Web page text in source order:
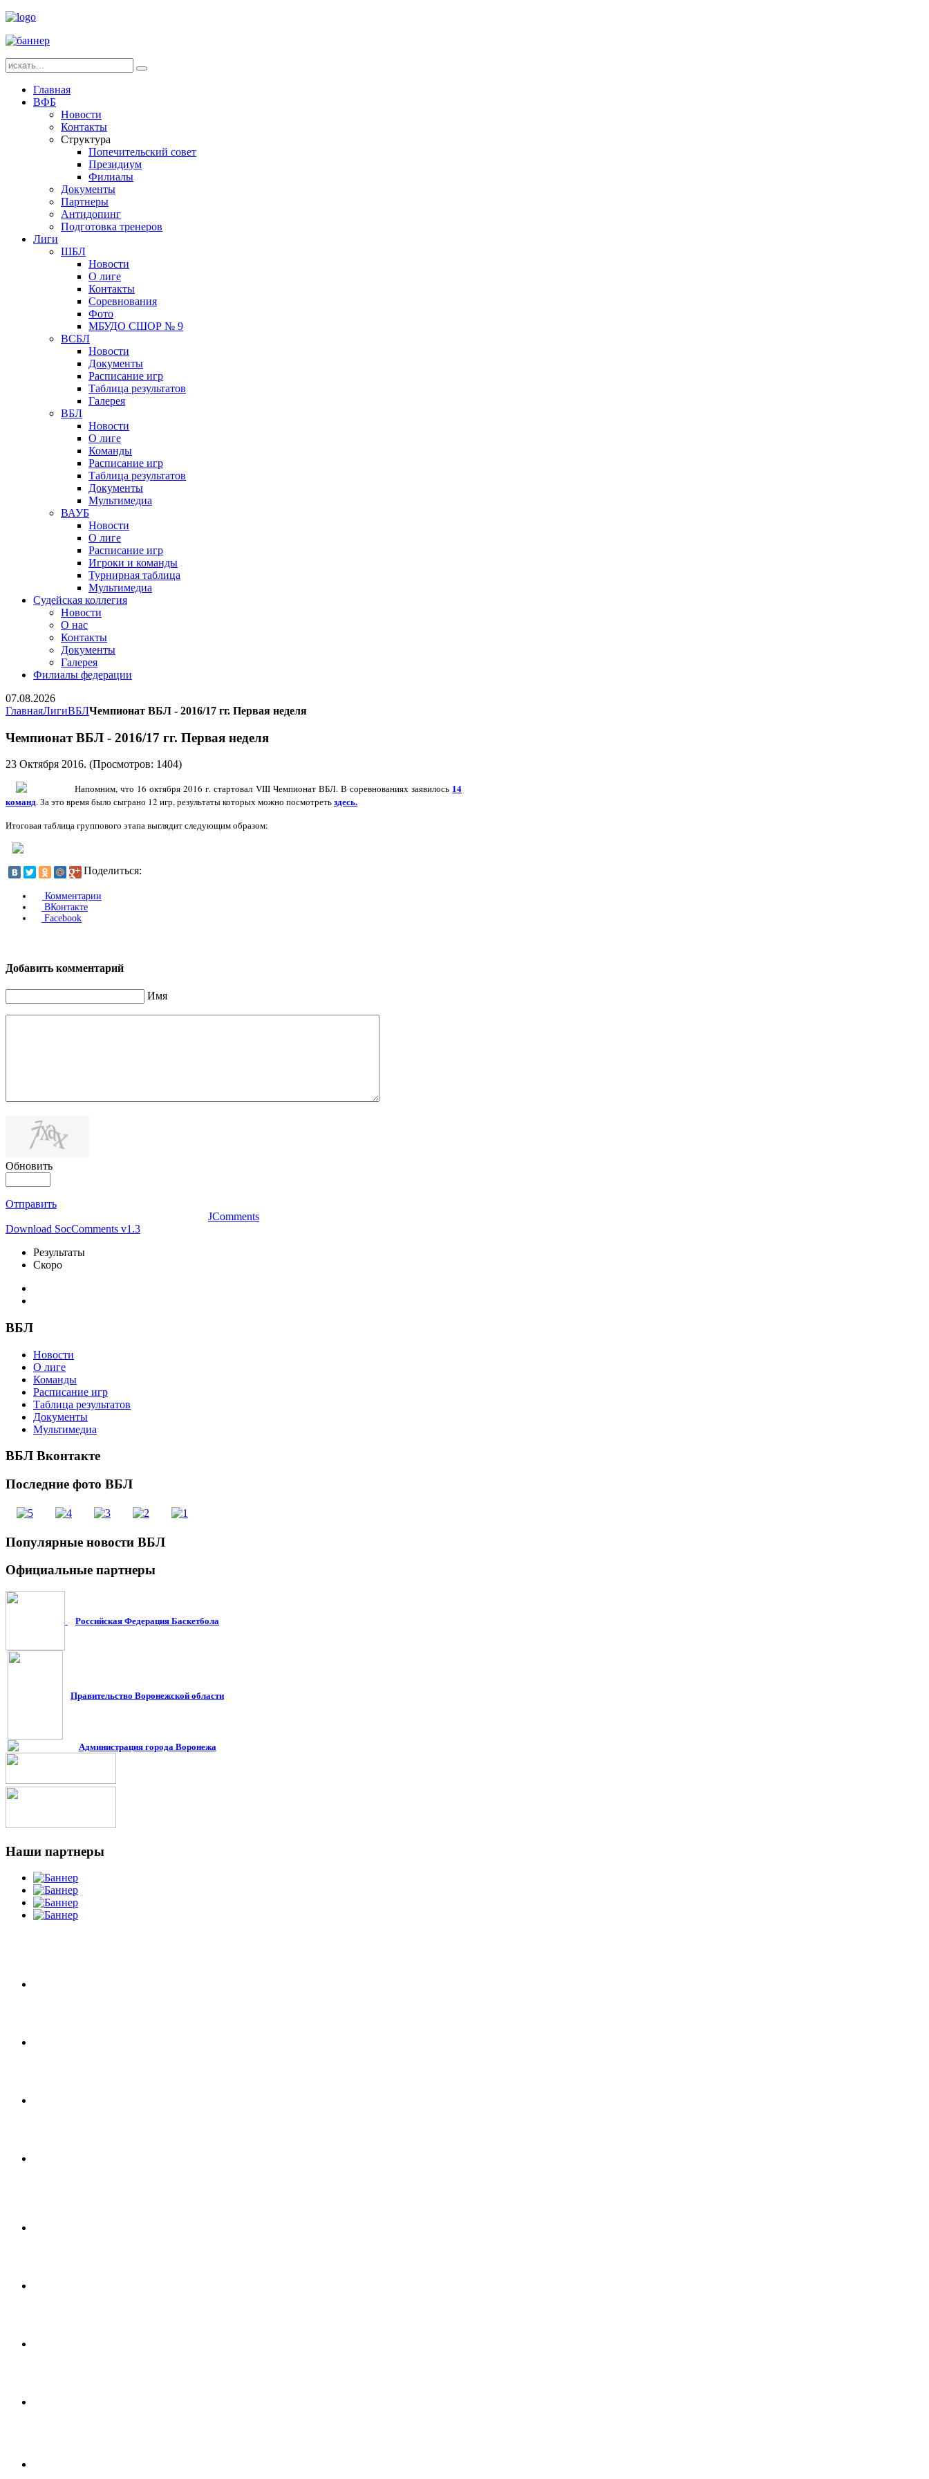
Главная
ВФБ
Новости
Контакты
Структура
Попечительский совет
Президиум
Филиалы
Документы
Партнеры
Антидопинг
Подготовка тренеров
Лиги
ШБЛ
Новости
О лиге
Контакты
Соревнования
Фото
МБУДО СШОР № 9
ВСБЛ
Новости
Документы
Расписание игр
Таблица результатов
Галерея
ВБЛ
Новости
О лиге
Команды
Расписание игр
Таблица результатов
Документы
Мультимедиа
ВАУБ
Новости
О лиге
Расписание игр
Игроки и команды
Турнирная таблица
Мультимедиа
Судейская коллегия
Новости
О нас
Контакты
Документы
Галерея
Филиалы федерации
07.08.2026
ГлавнаяЛигиВБЛЧемпионат ВБЛ - 2016/17 гг. Первая неделя
Чемпионат ВБЛ - 2016/17 гг. Первая неделя
23 Октября 2016. (Просмотров: 1404)
Напомним, что 16 октября 2016 г. стартовал VIII Чемпионат ВБЛ. В соревнованиях заявилось 14
команд. За это время было сыграно 12 игр, результаты которых можно посмотретьздесь.
Итоговая таблица группового этапа выглядит следующим образом:
Поделиться:
Комментарии
ВКонтакте
Facebook
Добавить комментарий
Имя
Обновить
Отправить
JComments
Download SocComments v1.3
Результаты
Скоро
ВБЛ
Новости
О лиге
Команды
Расписание игр
Таблица результатов
Документы
Мультимедиа
ВБЛ Вконтакте
Последние фото ВБЛ
Популярные новости ВБЛ
Официальные партнеры
Российская Федерация Баскетбола
Правительство Воронежской области
Администрация города Воронежа
Наши партнеры